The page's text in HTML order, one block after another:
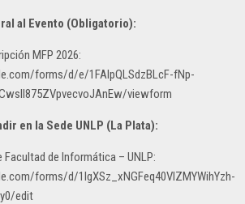
al Evento (Obligatorio):
MFP 2026:
forms/d/e/1FAIpQLSdzBLcF-fNp-
viewform
en la Sede UNLP (La Plata):
Facultad de Informática – UNLP:
forms/d/1IgXSz_xNGFeq40VIZMYWihYzh-
edit